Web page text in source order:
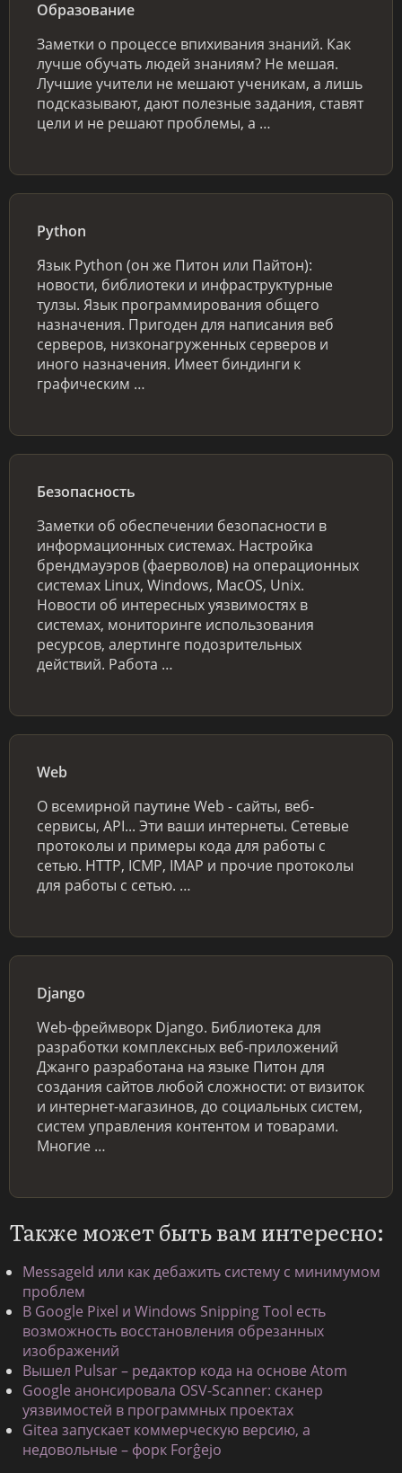
Образование
Заметки о процессе впихивания знаний. Как
лучше обучать людей знаниям? Не мешая.
Лучшие учители не мешают ученикам, а лишь
подсказывают, дают полезные задания, ставят
цели и не решают проблемы, а …
Python
Язык Python (он же Питон или Пайтон):
новости, библиотеки и инфраструктурные
тулзы. Язык программирования общего
назначения. Пригоден для написания веб
серверов, низконагруженных серверов и
иного назначения. Имеет биндинги к
графическим …
Безопасность
Заметки об обеспечении безопасности в
информационных системах. Настройка
брендмауэров (фаерволов) на операционных
системах Linux, Windows, MacOS, Unix.
Новости об интересных уязвимостях в
системах, мониторинге использования
ресурсов, алертинге подозрительных
действий. Работа …
Web
О всемирной паутине Web - сайты, веб-
сервисы, API... Эти ваши интернеты. Сетевые
протоколы и примеры кода для работы с
сетью. HTTP, ICMP, IMAP и прочие протоколы
для работы с сетью. …
Django
Web-фреймворк Django. Библиотека для
разработки комплексных веб-приложений
Джанго разработана на языке Питон для
создания сайтов любой сложности: от визиток
и интернет-магазинов, до социальных систем,
систем управления контентом и товарами.
Многие …
Также может быть вам интересно:
MessageId или как дебажить систему с минимумом
проблем
В Google Pixel и Windows Snipping Tool есть
возможность восстановления обрезанных
изображений
Вышел Pulsar – редактор кода на основе Atom
Google анонсировала OSV-Scanner: сканер
уязвимостей в программных проектах
Gitea запускает коммерческую версию, а
недовольные – форк Forĝejo